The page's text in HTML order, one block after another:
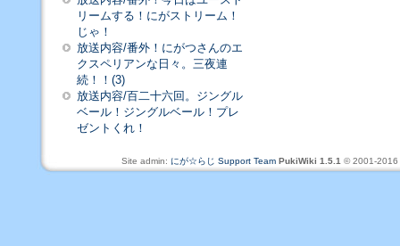
リームする！にがストリーム！
じゃ！
放送内容/番外！にがつさんのエ
クスペリアンな日々。三夜連
続！！(3)
放送内容/百二十六回。ジングル
ベール！ジングルベール！プレ
ゼントくれ！
Site admin: にが☆らじ Support Team PukiWiki 1.5.1 © 2001-2016